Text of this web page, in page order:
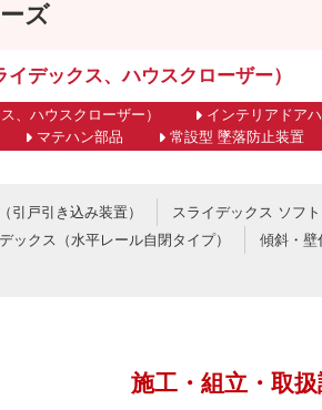
ズ
デックス、ハウスクローザー）
、ハウスクローザー） インテリアドア
マテハン部品 常設型 墜落防止装置
引戸引き込み装置） スライデックス ソフ
ックス（水平レール自閉タイプ） 傾斜・壁
施工・組立・取